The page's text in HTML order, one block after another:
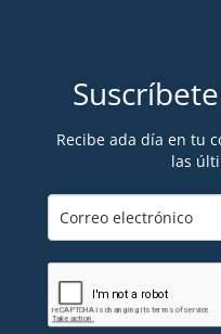
Recibe ada día en tu
las